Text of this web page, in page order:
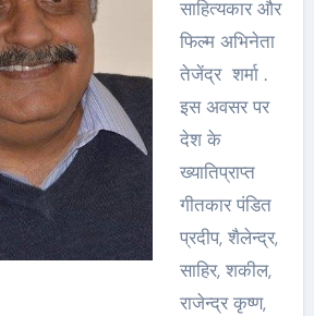
साहित्यकार और
फिल्म अभिनेता
तेजेंद्र शर्मा .
इस अवसर पर
देश के
ख्यातिप्राप्त
गीतकार पंडित
प्रदीप, शैलेन्द्र,
साहिर, शकील,
राजेन्द्र कृष्ण,